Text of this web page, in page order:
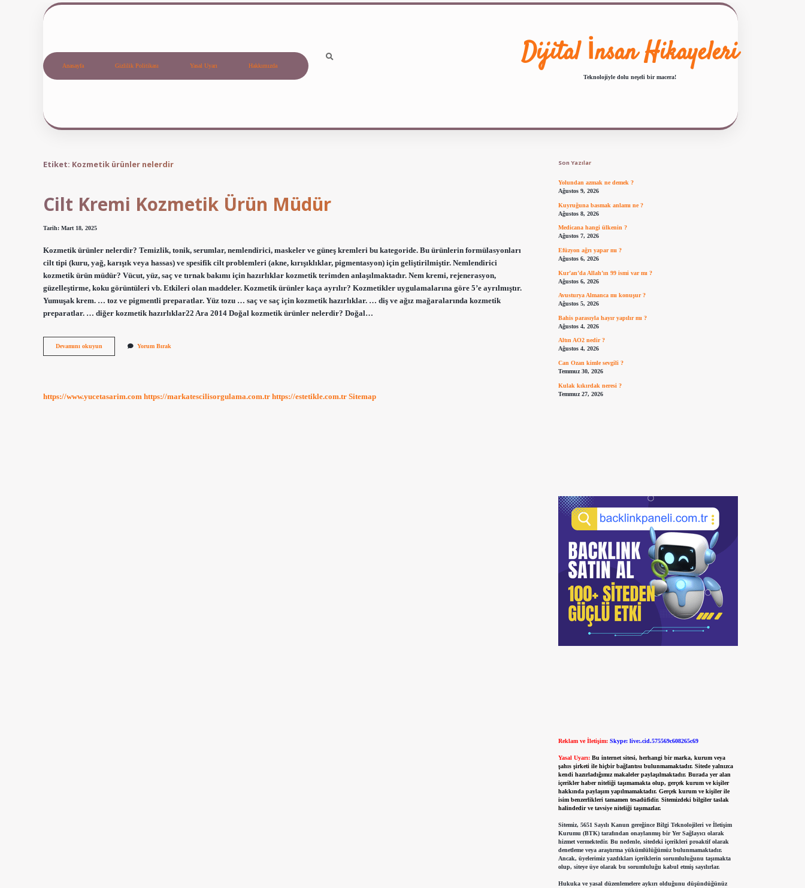
Anasayfa Gizlilik Politikası Yasal Uyarı Hakkımızda Dijital İnsan Hikayeleri
Teknolojiyle dolu neşeli bir macera!
Etiket: Kozmetik ürünler nelerdir
Cilt Kremi Kozmetik Ürün Müdür
Tarih: Mart 18, 2025
Kozmetik ürünler nelerdir? Temizlik, tonik, serumlar, nemlendirici, maskeler ve güneş kremleri bu kategoride. Bu ürünlerin formülasyonları
cilt tipi (kuru, yağ, karışık veya hassas) ve spesifik cilt problemleri (akne, kırışıklıklar, pigmentasyon) için geliştirilmiştir. Nemlendirici
kozmetik ürün müdür? Vücut, yüz, saç ve tırnak bakımı için hazırlıklar kozmetik terimden anlaşılmaktadır. Nem kremi, rejenerasyon,
güzelleştirme, koku görüntüleri vb. Etkileri olan maddeler. Kozmetik ürünler kaça ayrılır? Kozmetikler uygulamalarına göre 5’e ayrılmıştır.
Yumuşak krem. … toz ve pigmentli preparatlar. Yüz tozu … saç ve saç için kozmetik hazırlıklar. … diş ve ağız mağaralarında kozmetik
preparatlar. … diğer kozmetik hazırlıklar22 Ara 2014 Doğal kozmetik ürünler nelerdir? Doğal…
Devamını okuyun
Kremi
Yorum Bırak
https://www.yucetasarim.com https://markatescilisorgulama.com.tr https://estetikle.com.tr Sitemap
Son Yazılar
Yolundan azmak ne demek ?
Ağustos 9, 2026
Kuyruğuna basmak anlamı ne ?
Ağustos 8, 2026
Medicana hangi ülkenin ?
Ağustos 7, 2026
Efüzyon ağrı yapar mı ?
Ağustos 6, 2026
Kur’an’da Allah’ın 99 ismi var mı ?
Ağustos 6, 2026
Avusturya Almanca mı konuşur ?
Ağustos 5, 2026
Bahis parasıyla hayır yapılır mı ?
Ağustos 4, 2026
Altın AO2 nedir ?
Ağustos 4, 2026
Can Ozan kimle sevgili ?
Temmuz 30, 2026
Kulak kıkırdak neresi ?
Temmuz 27, 2026
Reklam ve İletişim: Skype: live:.cid.575569c608265c69
Yasal Uyarı: Bu internet sitesi, herhangi bir marka, kurum veya
şahıs şirketi ile hiçbir bağlantısı bulunmamaktadır. Sitede yalnızca
kendi hazırladığımız makaleler paylaşılmaktadır. Burada yer alan
içerikler haber niteliği taşımamakta olup, gerçek kurum ve kişiler
hakkında paylaşım yapılmamaktadır. Gerçek kurum ve kişiler ile
isim benzerlikleri tamamen tesadüfidir. Sitemizdeki bilgiler taslak
halindedir ve tavsiye niteliği taşımazlar.
Sitemiz, 5651 Sayılı Kanun gereğince Bilgi Teknolojileri ve İletişim
Kurumu (BTK) tarafından onaylanmış bir Yer Sağlayıcı olarak
hizmet vermektedir. Bu nedenle, sitedeki içerikleri proaktif olarak
denetleme veya araştırma yükümlülüğümüz bulunmamaktadır.
Ancak, üyelerimiz yazdıkları içeriklerin sorumluluğunu taşımakta
olup, siteye üye olarak bu sorumluluğu kabul etmiş sayılırlar.
Hukuka ve yasal düzenlemelere aykırı olduğunu düşündüğünüz